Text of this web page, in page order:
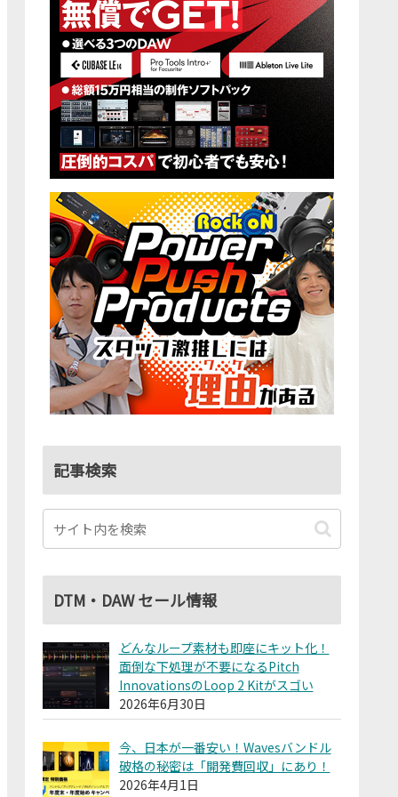
記事検索
DTM・DAW セール情報
どんなループ素材も即座にキット化！
面倒な下処理が不要になるPitch
InnovationsのLoop 2 Kitがスゴい
2026年6月30日
今、日本が一番安い！Wavesバンドル
破格の秘密は「開発費回収」にあり！
2026年4月1日